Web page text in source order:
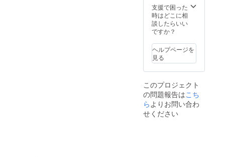
日ご来
場でき
ない場
合発送
ますの
でお知
らせく
ださ
ベント
名：
YABUK
MACHI-
支援で困った
時はどこに相
談したらいい
ですか？
ヘルプページを
見る
このプロジェクト
の問題報告はこち
ら よりお問い合わ
せください